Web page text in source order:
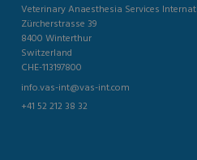
Veterinary Anaesthesia Services
Zürcherstrasse 39
8400 Winterthur
Switzerland
CHE-113197800
info.vas-int@vas-int.com
+41 52 212 38 32